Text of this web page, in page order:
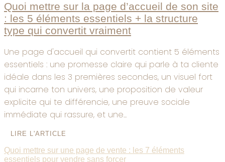
Quoi mettre sur la page d’accueil de son site
: les 5 éléments essentiels + la structure
type qui convertit vraiment
Une page d'accueil qui convertit contient 5 éléments
essentiels : une promesse claire qui parle à ta cliente
idéale dans les 3 premières secondes, un visuel fort
qui incarne ton univers, une proposition de valeur
explicite qui te différencie, une preuve sociale
immédiate qui rassure, et une...
LIRE L'ARTICLE
Quoi mettre sur une page de vente : les 7 éléments
essentiels pour vendre sans forcer